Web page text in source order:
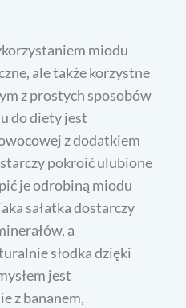
miodu
ale także korzystne
z prostych sposobów
do diety jest
z dodatkiem
pokroić ulubione
je odrobiną miodu
sałatka dostarczy
a
słodka dzięki
jest
z bananem,